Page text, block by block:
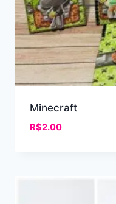
Minecraft
R$2.00